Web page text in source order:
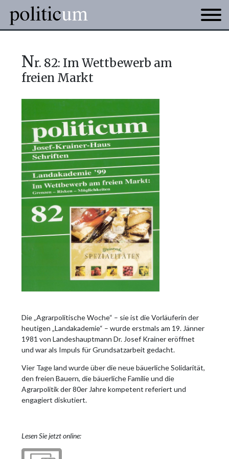
nr. 82: Im Wettbewerb am
freien Markt
Die „Agrarpolitische Woche“ – sie ist die Vorläuferin der
heutigen „Landakademie“ – wurde erstmals am 19. Jänner
1981 von Landeshauptmann Dr. Josef Krainer eröffnet
und war als Impuls für Grundsatzarbeit gedacht.
Vier Tage land wurde über die neue bäuerliche Solidarität,
den freien Bauern, die bäuerliche Familie und die
Agrarpolitik der 80er Jahre kompetent referiert und
engagiert diskutiert.
Lesen Sie jetzt online: